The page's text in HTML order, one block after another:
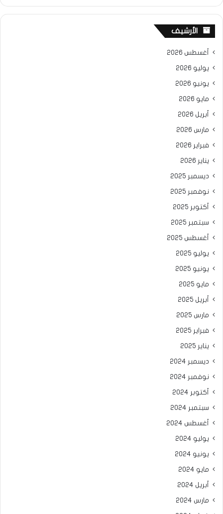
الأرشيف
أغسطس 2026
يوليو 2026
يونيو 2026
مايو 2026
أبريل 2026
مارس 2026
فبراير 2026
يناير 2026
ديسمبر 2025
نوفمبر 2025
أكتوبر 2025
سبتمبر 2025
أغسطس 2025
يوليو 2025
يونيو 2025
مايو 2025
أبريل 2025
مارس 2025
فبراير 2025
يناير 2025
ديسمبر 2024
نوفمبر 2024
أكتوبر 2024
سبتمبر 2024
أغسطس 2024
يوليو 2024
يونيو 2024
مايو 2024
أبريل 2024
مارس 2024